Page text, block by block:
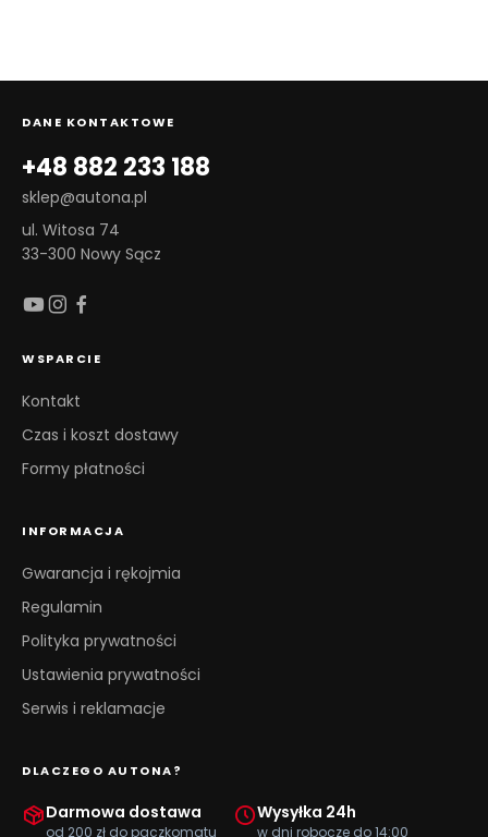
DANE KONTAKTOWE
+48 882 233 188
sklep@autona.pl
ul. Witosa 74
33-300 Nowy Sącz
WSPARCIE
Kontakt
Czas i koszt dostawy
Formy płatności
INFORMACJA
Gwarancja i rękojmia
Regulamin
Polityka prywatności
Ustawienia prywatności
Serwis i reklamacje
DLACZEGO AUTONA?
Darmowa dostawa
od 200 zł do paczkomatu
Wysyłka 24h
w dni robocze do 14:00